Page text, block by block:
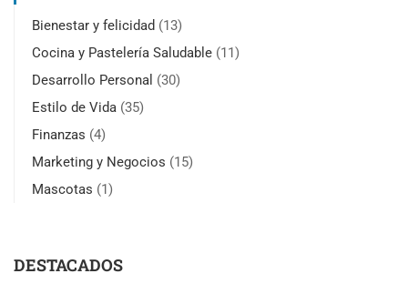
Bienestar y felicidad (13)
Cocina y Pastelería Saludable (11)
Desarrollo Personal (30)
Estilo de Vida (35)
Finanzas (4)
Marketing y Negocios (15)
Mascotas (1)
DESTACADOS